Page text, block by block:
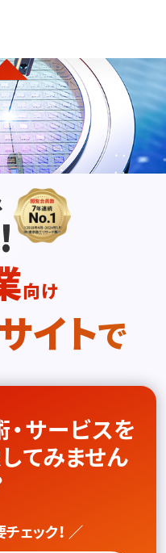
向け
イトで
サービスを
てみません
ェック！ ／